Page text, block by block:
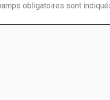
obligatoires sont